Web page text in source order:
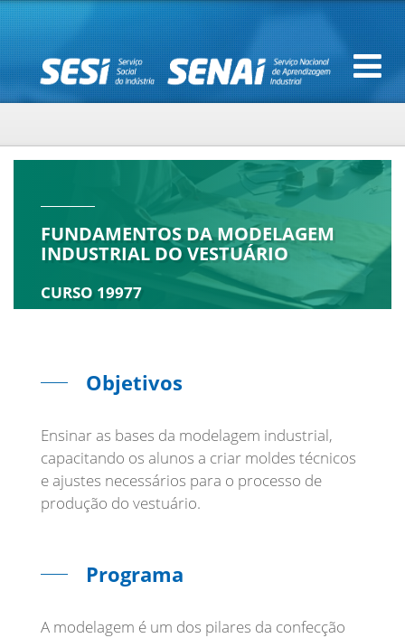
FUNDAMENTOS DA MODELAGEM
INDUSTRIAL DO VESTUÁRIO
CURSO 19977
Objetivos
Ensinar as bases da modelagem industrial,
capacitando os alunos a criar moldes técnicos
e ajustes necessários para o processo de
produção do vestuário.
Programa
A modelagem é um dos pilares da confecção